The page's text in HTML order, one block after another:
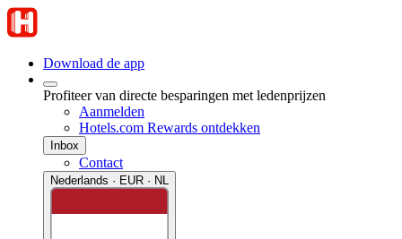
Download de app
Profiteer van directe besparingen met ledenprijzen
Aanmelden
Hotels.com Rewards ontdekken
Inbox
Contact
Nederlands · EUR · NL